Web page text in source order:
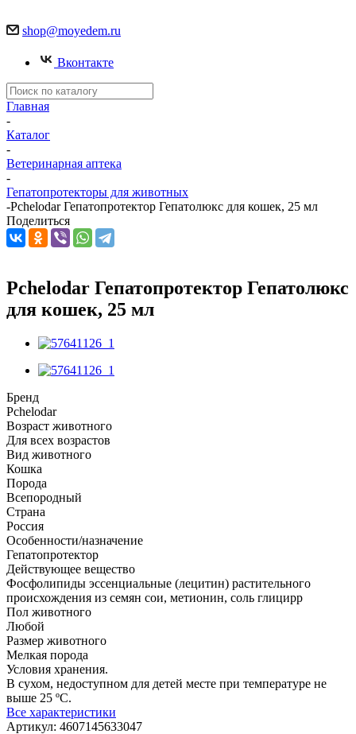
shop@moyedem.ru
Вконтакте
Главная
-
Каталог
-
Ветеринарная аптека
-
Гепатопротекторы для животных
-Pchelodar Гепатопротектор Гепатолюкс для кошек, 25 мл
Поделиться
Pchelodar Гепатопротектор Гепатолюкс
для кошек, 25 мл
Бренд
Pchelodar
Возраст животного
Для всех возрастов
Вид животного
Кошка
Порода
Всепородный
Страна
Россия
Особенности/назначение
Гепатопротектор
Действующее вещество
Фосфолипиды эссенциальные (лецитин) растительного
происхождения из семян сои, метионин, соль глицирр
Пол животного
Любой
Размер животного
Мелкая порода
Условия хранения.
В сухом, недоступном для детей месте при температуре не
выше 25 ºС.
Все характеристики
Артикул: 4607145633047